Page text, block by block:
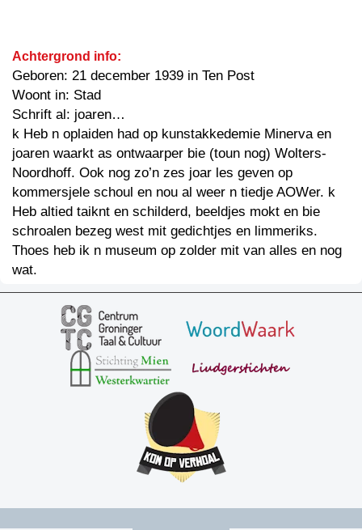
Achtergrond info:
Geboren: 21 december 1939 in Ten Post
Woont in: Stad
Schrift al: joaren…
k Heb n oplaiden had op kunstakkedemie Minerva en
joaren waarkt as ontwaarper bie (toun nog) Wolters-
Noordhoff. Ook nog zo’n zes joar les geven op
kommersjele schoul en nou al weer n tiedje AOWer. k
Heb altied taiknt en schilderd, beeldjes mokt en bie
schroalen bezeg west mit gedichtjes en limmeriks.
Thoes heb ik n museum op zolder mit van alles en nog
wat.